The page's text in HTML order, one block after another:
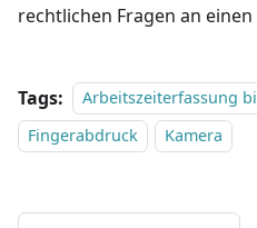
rechtlichen Fragen an einen
Tags:
Arbeitszeiterfassung
Fingerabdruck
Kamera